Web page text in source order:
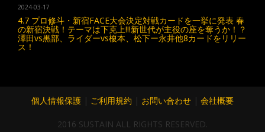
2024-03-17
4.7 プロ修斗・新宿FACE大会決定対戦カードを一挙に発表 春
の新宿決戦！テーマは下克上!!!新世代が主役の座を奪うか！？
澤田vs黒部、ライダーvs榎本、松下ー永井他8カードをリリー
ス！
個人情報保護 | ご利用規約 | お問い合わせ | 会社概要
2016 SUSTAIN ALL RIGHTS RESERVED.